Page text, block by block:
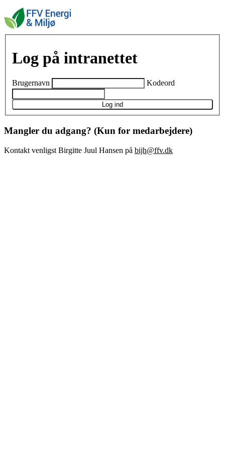
Log på intranettet
Brugernavn Kodeord
Log ind
Mangler du adgang? (Kun for medarbejdere)
Kontakt venligst Birgitte Juul Hansen på bijh@ffv.dk